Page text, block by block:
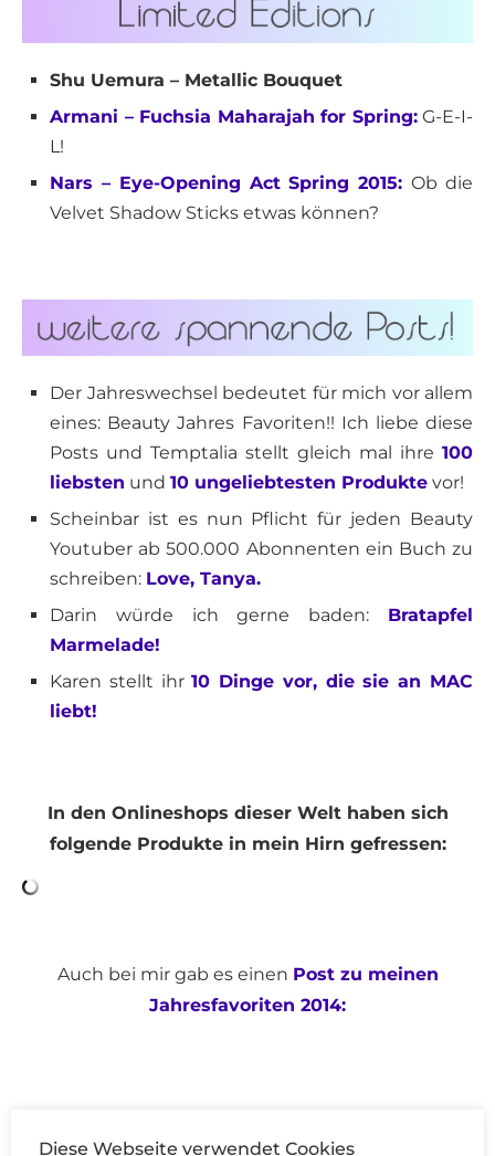
Shu Uemura – Metallic Bouquet
Armani – Fuchsia Maharajah for Spring:G-E-I-
L!
Nars – Eye-Opening Act Spring 2015: Ob die
Velvet Shadow Sticks etwas können?
Der Jahreswechsel bedeutet für mich vor allem
eines: Beauty Jahres Favoriten!! Ich liebe diese
Posts und Temptalia stellt gleich mal ihre 100
liebsten und 10 ungeliebtesten Produkte vor!
Scheinbar ist es nun Pflicht für jeden Beauty
Youtuber ab 500.000 Abonnenten ein Buch zu
schreiben: Love, Tanya.
Darin würde ich gerne baden: Bratapfel
Marmelade!
Karen stellt ihr10 Dinge vor, die sie an MAC
liebt!
In den Onlineshops dieser Welt haben sich
folgende Produkte in mein Hirn gefressen:
Auch bei mir gab es einen Post zu meinen
Jahresfavoriten 2014:
Diese Webseite verwendet Cookies